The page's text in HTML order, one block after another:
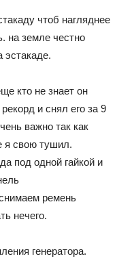
чтоб нагляднее
на земле честно
эстакаде.
кто не знает он
и снял его за 9
важно так как
я свою тушил.
под одной гайкой и
ремень
нечего.
генератора.